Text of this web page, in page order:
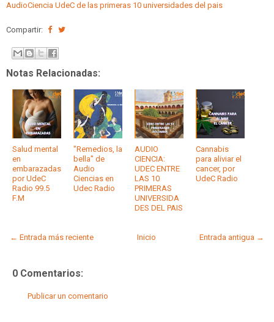
AudioCiencia UdeC de las primeras 10 universidades del pais
Compartir:
Notas Relacionadas:
Salud mental
en
embarazadas
por UdeC
Radio 99.5
F.M
"Remedios, la
bella" de
Audio
Ciencias en
Udec Radio
AUDIO
CIENCIA:
UDEC ENTRE
LAS 10
PRIMERAS
UNIVERSIDA
DES DEL PAIS
Cannabis
para aliviar el
cancer, por
UdeC Radio
← Entrada más reciente Entrada antigua →
Inicio
0 Comentarios:
Publicar un comentario